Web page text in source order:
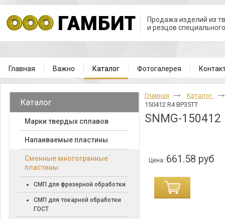
Продажа изделий из
и резцов
Главная Важно Каталог Фотогалерея
Каталог
Марки твердых сплавов
Напаиваемые пластины
Cменные многогранные
пластины
СМП для фрезерной обработки
СМП для токарной обработки
ГОСТ
Главная
Каталог
150412 R4 BP35TT
SNMG-150412
Цена: 661.58 руб